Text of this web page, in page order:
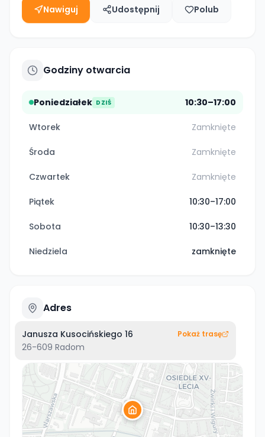
Nawiguj Udostępnij Polub
Godziny otwarcia
Poniedziałek DZIŚ 10:30–17:00
Wtorek Zamknięte
Środa Zamknięte
Czwartek Zamknięte
Piątek 10:30–17:00
Sobota 10:30–13:30
Niedziela zamknięte
Adres
Janusza Kusocińskiego 16
26-609 Radom
Pokaż trasę